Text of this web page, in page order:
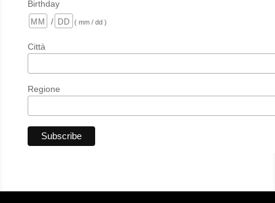
Birthday
/
( mm / dd )
Città
Regione